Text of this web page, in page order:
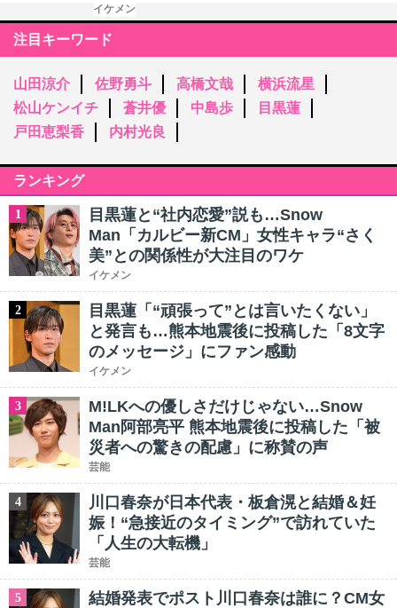
イケメン
注目キーワード
山田涼介 佐野勇斗 高橋文哉
横浜流星
松山ケンイチ
蒼井優 中島歩
目黒蓮
戸田恵梨香
内村光良
ランキング
1
目黒蓮と“社内恋愛”説も…Snow
Man「カルビー新CM」女性キャラ“さく
美”との関係性が大注目のワケ
イケメン
2
目黒蓮「“頑張って”とは言いたくない」
と発言も…熊本地震後に投稿した「8文字
のメッセージ」にファン感動
イケメン
3
M!LKへの優しさだけじゃない…Snow
Man阿部亮平 熊本地震後に投稿した「被
災者への驚きの配慮」に称賛の声
芸能
4
川口春奈が日本代表・板倉滉と結婚＆妊
娠！“急接近のタイミング”で訪れていた
「人生の大転機」
芸能
5 結婚発表でポスト川口春奈は誰に？CM女